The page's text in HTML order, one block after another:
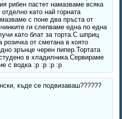
рибен пастет намазваме всяка
като най горната
с поне два пръста от
ги слепваме една по една
като блат за торта.С шприц
от сметана в която
зрънце черен пипер.Тортата
в хладилника.Сервираме
с водка :p :p :p :p
къде се подвизаваш??????